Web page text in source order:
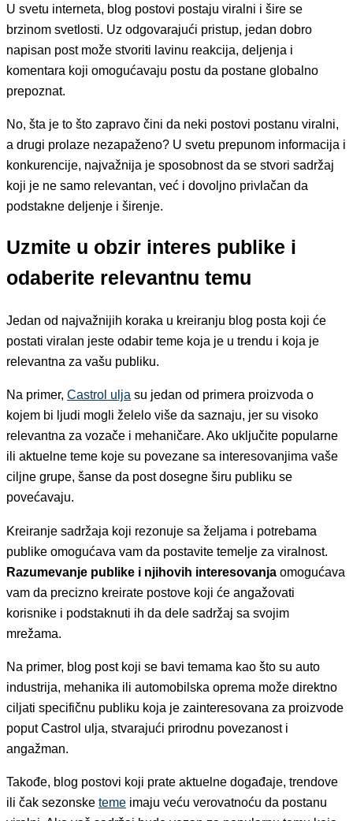
U svetu interneta, blog postovi postaju viralni i šire se
brzinom svetlosti. Uz odgovarajući pristup, jedan dobro
napisan post može stvoriti lavinu reakcija, deljenja i
komentara koji omogućavaju postu da postane globalno
prepoznat.
No, šta je to što zapravo čini da neki postovi postanu viralni,
a drugi prolaze nezapaženo? U svetu prepunom informacija i
konkurencije, najvažnija je sposobnost da se stvori sadržaj
koji je ne samo relevantan, već i dovoljno privlačan da
podstakne deljenje i širenje.
Uzmite u obzir interes publike i
odaberite relevantnu temu
Jedan od najvažnijih koraka u kreiranju blog posta koji će
postati viralan jeste odabir teme koja je u trendu i koja je
relevantna za vašu publiku.
Na primer, Castrol ulja su jedan od primera proizvoda o
kojem bi ljudi mogli želelo više da saznaju, jer su visoko
relevantna za vozače i mehaničare. Ako uključite popularne
ili aktuelne teme koje su povezane sa interesovanjima vaše
ciljne grupe, šanse da post dosegne širu publiku se
povećavaju.
Kreiranje sadržaja koji rezonuje sa željama i potrebama
publike omogućava vam da postavite temelje za viralnost.
Razumevanje publike i njihovih interesovanja omogućava
vam da precizno kreirate postove koji će angažovati
korisnike i podstaknuti ih da dele sadržaj sa svojim
mrežama.
Na primer, blog post koji se bavi temama kao što su auto
industrija, mehanika ili automobilska oprema može direktno
ciljati specifičnu publiku koja je zainteresovana za proizvode
poput Castrol ulja, stvarajući prirodnu povezanost i
angažman.
Takođe, blog postovi koji prate aktuelne događaje, trendove
ili čak sezonske teme imaju veću verovatnoću da postanu